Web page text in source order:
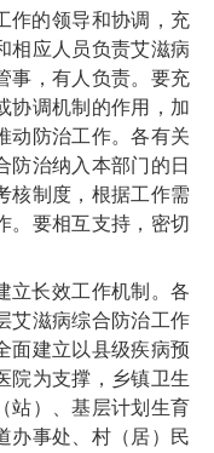
作的领导和协调，充
相应人员负责艾滋病
事，有人负责。要充
协调机制的作用，加
动防治工作。各有关
防治纳入本部门的日
核制度，根据工作需
。要相互支持，密切
立长效工作机制。各
艾滋病综合防治工作
面建立以县级疾病预
院为支撑，乡镇卫生
站）、基层计划生育
办事处、村（居）民